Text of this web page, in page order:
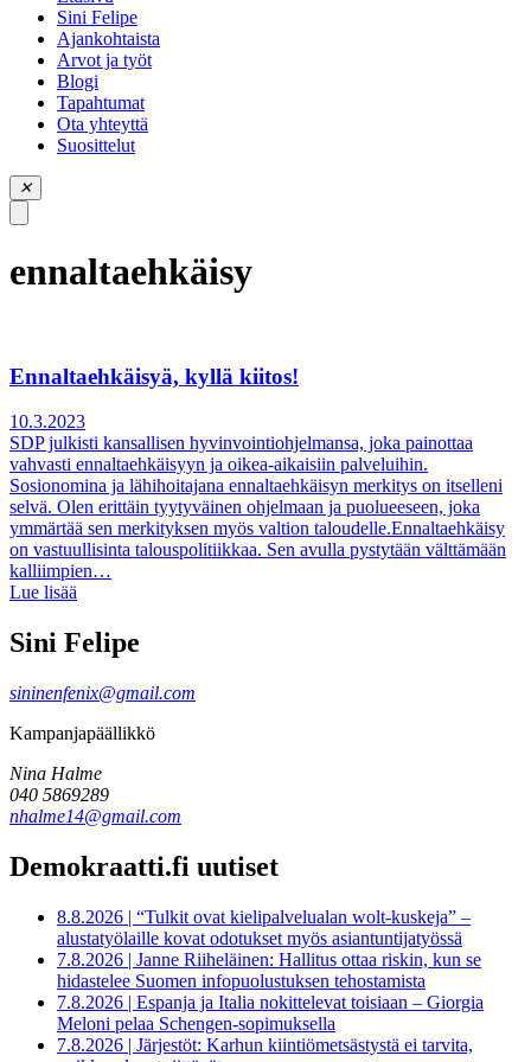
piilota
valikkoSini Felipe
Ajankohtaista
Arvot ja työt
Blogi
Tapahtumat
Ota yhteyttä
Suosittelut
✕
ennaltaehkäisy
Ennaltaehkäisyä, kyllä kiitos!
10.3.2023
SDP julkisti kansallisen hyvinvointiohjelmansa, joka painottaa
vahvasti ennaltaehkäisyyn ja oikea-aikaisiin palveluihin.
Sosionomina ja lähihoitajana ennaltaehkäisyn merkitys on itselleni
selvä. Olen erittäin tyytyväinen ohjelmaan ja puolueeseen, joka
ymmärtää sen merkityksen myös valtion taloudelle.Ennaltaehkäisy
on vastuullisinta talouspolitiikkaa. Sen avulla pystytään välttämään
kalliimpien…
Lue lisää
Sini Felipe
sininenfenix@gmail.com
Kampanjapäällikkö
Nina Halme
040 5869289
nhalme14@gmail.com
Demokraatti.fi uutiset
8.8.2026 | “Tulkit ovat kielipalvelualan wolt-kuskeja” –
alustatyölaille kovat odotukset myös asiantuntijatyössä
7.8.2026 | Janne Riiheläinen: Hallitus ottaa riskin, kun se
hidastelee Suomen infopuolustuksen tehostamista
7.8.2026 | Espanja ja Italia nokittelevat toisiaan – Giorgia
Meloni pelaa Schengen-sopimuksella
7.8.2026 | Järjestöt: Karhun kiintiömetsästystä ei tarvita,